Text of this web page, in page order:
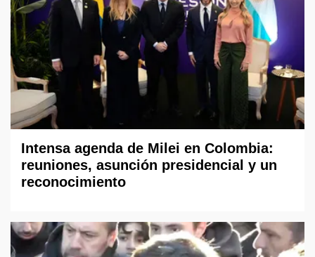
Intensa agenda de Milei en Colombia:
reuniones, asunción presidencial y un
reconocimiento